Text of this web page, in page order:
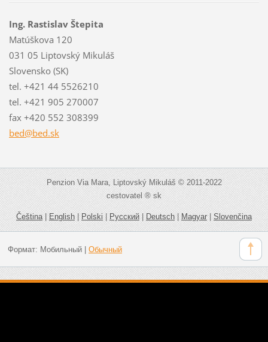
Ing. Rastislav Štepita
Matúškova 120
031 05 Liptovský Mikuláš
Slovensko (SK)
tel. +421 44 5526210
tel. +421 905 270007
fax +420 552 308399
bed@bed.sk
Penzion Via Mara, Liptovský Mikuláš © 2011-2022
cestovatel ® sk
Čeština|English|Polski|Русский|Deutsch|Magyar|Slovenčina
Формат: Мобильный| Обычный